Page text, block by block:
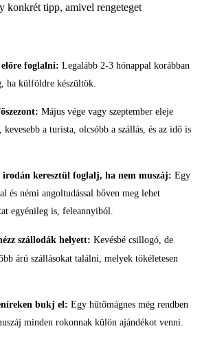
konkrét tipp, amivel rengeteget
foglalni: Legalább 2-3 hónappal korábban
ha külföldre készültök.
Május vége vagy szeptember eleje
kevesebb a turista, olcsóbb a szállás, és az idő is
irodán keresztül foglalj, ha nem muszáj: Egy
és némi angoltudással bőven meg lehet
egyénileg is, feleannyiból.
szállodák helyett: Kevésbé csillogó, de
árú szállásokat találni, melyek tökéletesen
bukj el: Egy hűtőmágnes még rendben
minden rokonnak külön ajándékot venni.